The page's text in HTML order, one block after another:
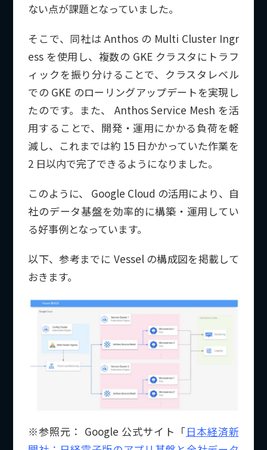
ない点が課題となっていました。
そこで、同社は Anthos の Multi Cluster Ingr
ess を使用し、複数の GKE クラスタにトラフ
ィックを振り分けることで、クラスタレベル
での GKE のローリングアップデートを実現し
たのです。また、 Anthos Service Mesh を活
用することで、開発・運用にかかる負荷を軽
減し、これまでは約 15 日かかっていた作業を
2 日以内で完了できるようになりました。
このように、 Google Cloud の活用により、自
社のデータ基盤を効率的に構築・運用してい
る好事例となっています。
以下、参考までに Vessel の構成図を掲載して
おきます。
※参照元： Google 公式サイト「日本経済新